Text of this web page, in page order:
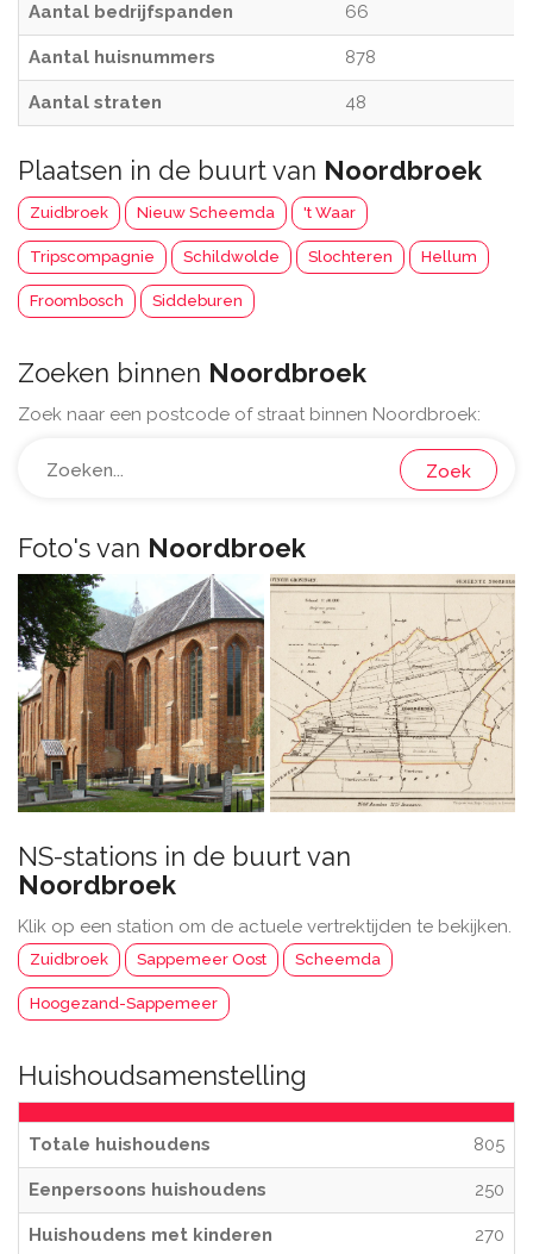
Aantal bedrijfspanden 66
Aantal huisnummers 878
Aantal straten 48
Plaatsen in de buurt van Noordbroek
Zuidbroek Nieuw Scheemda 't Waar
Tripscompagnie Schildwolde Slochteren Hellum
Froombosch Siddeburen
Zoeken binnen Noordbroek
Zoek naar een postcode of straat binnen Noordbroek:
Zoek
Foto's van Noordbroek
NS-stations in de buurt van
Noordbroek
Klik op een station om de actuele vertrektijden te bekijken.
Zuidbroek Sappemeer Oost Scheemda
Hoogezand-Sappemeer
Huishoudsamenstelling
Totale huishoudens 805
Eenpersoons huishoudens 250
Huishoudens met kinderen 270